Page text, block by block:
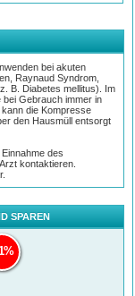
bei akuten
Raynaud Syndrom,
B. Diabetes mellitus). Im
bei Gebrauch immer in
die Kompresse
den Hausmüll entsorgt
des
kontaktieren.
SPAREN